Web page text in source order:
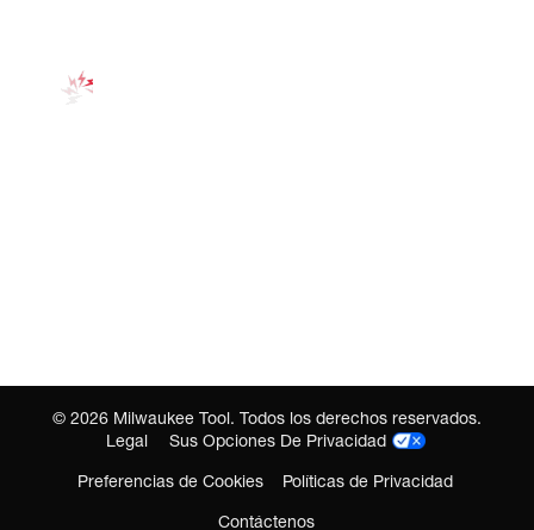
© 2026 Milwaukee Tool. Todos los derechos reservados.
Legal
Sus Opciones De Privacidad
Preferencias de Cookies
Políticas de Privacidad
Contáctenos